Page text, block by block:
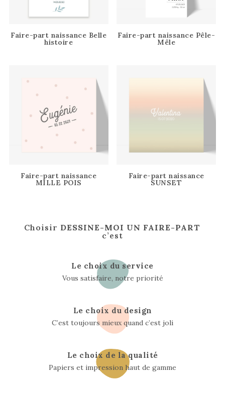
Faire-part naissance Belle
histoire
Faire-part naissance Pêle-
Mêle
Faire-part naissance
MILLE POIS
Faire-part naissance
SUNSET
Choisir DESSINE-MOI UN FAIRE-PART
c’est
Le choix du service
Vous satisfaire, notre priorité
Le choix du design
C’est toujours mieux quand c’est joli
Le choix de la qualité
Papiers et impression haut de gamme